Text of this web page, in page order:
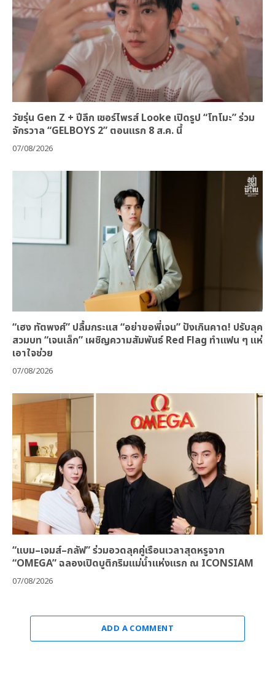
วัยรุ่น Gen Z + ปีลึก เซอร์ไพรส์ Looke เปิดรูป “โทโมะ” ร่วม
จักรวาล “GELBOYS 2” ตอนแรก 8 ส.ค. นี้
07/08/2026
“เฮง ทัตพงศ์” ปลื้มกระแส “อย่าขอพี่เจน” ปังเกินคาด! ปรับลุค
สวมบท “เจนเล็ก” เผชิญความสัมพันธ์ Red Flag ทำแฟน ๆ แห่
เอาใจช่วย
07/08/2026
“แบม–เจมส์–กลัฟ” ร่วมอวดลุคคู่เรือนเวลาสุดหรูจาก
“OMEGA” ฉลองเปิดบูติกริมแม่น้ำแห่งแรก ณ ICONSIAM
07/08/2026
ADD A COMMENT